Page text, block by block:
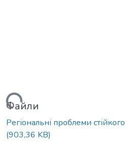
Файли
Регіональні проблеми
(903,36 KB)